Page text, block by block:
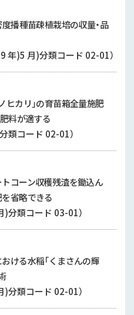
播種苗疎植栽培の収量・品
年)5 月)分類コード 02-01）
ヒカリ」の育苗箱全量施肥
料が適する
類コード 02-01）
コーン収穫残渣を鋤込ん
省略できる
)分類コード 03-01）
ける水稲「くまさんの輝
)分類コード 02-01）